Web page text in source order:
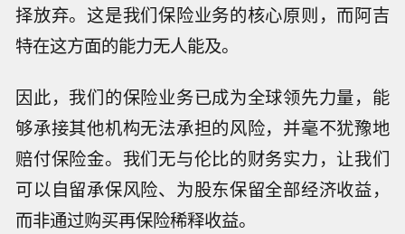
择放弃。这是我们保险业务的核心原则，而阿吉
特在这方面的能力无人能及。
因此，我们的保险业务已成为全球领先力量，能
够承接其他机构无法承担的风险，并毫不犹豫地
赔付保险金。我们无与伦比的财务实力，让我们
可以自留承保风险、为股东保留全部经济收益，
而非通过购买再保险稀释收益。